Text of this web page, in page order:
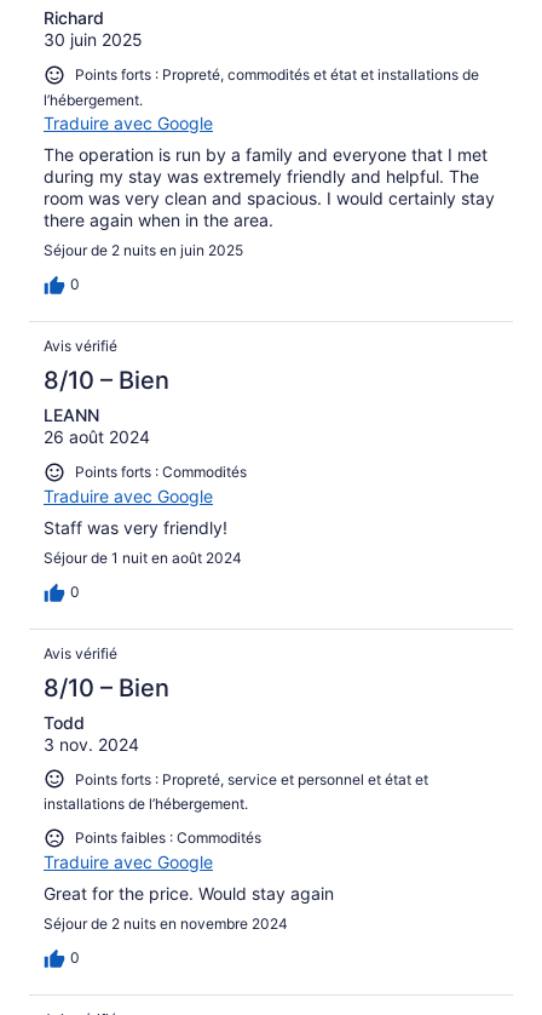
Richard
30 juin 2025
Points forts : Propreté, commodités et état et installations de
l’hébergement.
Traduire avec Google
The operation is run by a family and everyone that I met
during my stay was extremely friendly and helpful. The
room was very clean and spacious. I would certainly stay
there again when in the area.
Séjour de 2 nuits en juin 2025
0
Avis vérifié
8/10 – Bien
LEANN
26 août 2024
Points forts : Commodités
Traduire avec Google
Staff was very friendly!
Séjour de 1 nuit en août 2024
0
Avis vérifié
8/10 – Bien
Todd
3 nov. 2024
Points forts : Propreté, service et personnel et état et
installations de l’hébergement.
Points faibles : Commodités
Traduire avec Google
Great for the price. Would stay again
Séjour de 2 nuits en novembre 2024
0